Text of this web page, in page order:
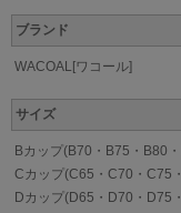
ブランド
WACOAL[ワコール]
サイズ
Bカップ(B70・B75・B80
Cカップ(C65・C70・C75
Dカップ(D65・D70・D75